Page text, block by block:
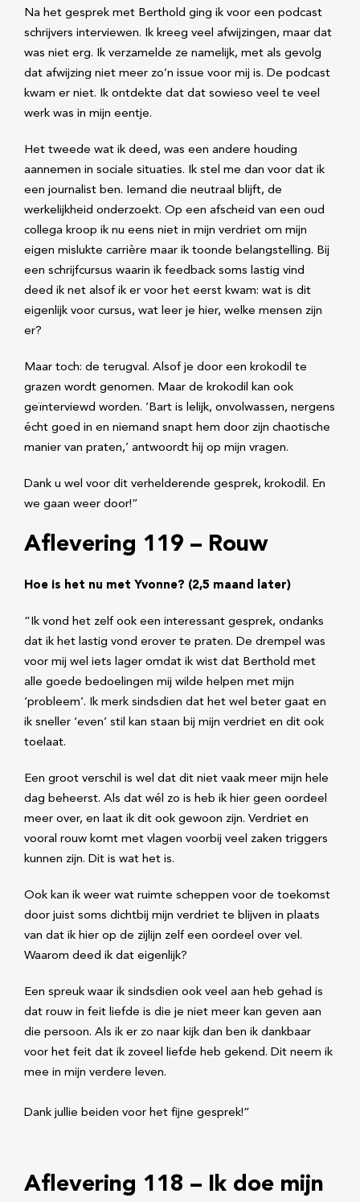
Na het gesprek met Berthold ging ik voor een podcast
schrijvers interviewen. Ik kreeg veel afwijzingen, maar dat
was niet erg. Ik verzamelde ze namelijk, met als gevolg
dat afwijzing niet meer zo’n issue voor mij is. De podcast
kwam er niet. Ik ontdekte dat dat sowieso veel te veel
werk was in mijn eentje.
Het tweede wat ik deed, was een andere houding
aannemen in sociale situaties. Ik stel me dan voor dat ik
een journalist ben. Iemand die neutraal blijft, de
werkelijkheid onderzoekt. Op een afscheid van een oud
collega kroop ik nu eens niet in mijn verdriet om mijn
eigen mislukte carrière maar ik toonde belangstelling. Bij
een schrijfcursus waarin ik feedback soms lastig vind
deed ik net alsof ik er voor het eerst kwam: wat is dit
eigenlijk voor cursus, wat leer je hier, welke mensen zijn
er?
Maar toch: de terugval. Alsof je door een krokodil te
grazen wordt genomen. Maar de krokodil kan ook
geïnterviewd worden. ‘Bart is lelijk, onvolwassen, nergens
écht goed in en niemand snapt hem door zijn chaotische
manier van praten,’ antwoordt hij op mijn vragen.
Dank u wel voor dit verhelderende gesprek, krokodil. En
we gaan weer door!”
Aflevering 119 – Rouw
Hoe is het nu met Yvonne? (2,5 maand later)
“Ik vond het zelf ook een interessant gesprek, ondanks
dat ik het lastig vond erover te praten. De drempel was
voor mij wel iets lager omdat ik wist dat Berthold met
alle goede bedoelingen mij wilde helpen met mijn
‘probleem’. Ik merk sindsdien dat het wel beter gaat en
ik sneller ‘even’ stil kan staan bij mijn verdriet en dit ook
toelaat.
Een groot verschil is wel dat dit niet vaak meer mijn hele
dag beheerst. Als dat wél zo is heb ik hier geen oordeel
meer over, en laat ik dit ook gewoon zijn. Verdriet en
vooral rouw komt met vlagen voorbij veel zaken triggers
kunnen zijn. Dit is wat het is.
Ook kan ik weer wat ruimte scheppen voor de toekomst
door juist soms dichtbij mijn verdriet te blijven in plaats
van dat ik hier op de zijlijn zelf een oordeel over vel.
Waarom deed ik dat eigenlijk?
Een spreuk waar ik sindsdien ook veel aan heb gehad is
dat rouw in feit liefde is die je niet meer kan geven aan
die persoon. Als ik er zo naar kijk dan ben ik dankbaar
voor het feit dat ik zoveel liefde heb gekend. Dit neem ik
mee in mijn verdere leven.
Dank jullie beiden voor het fijne gesprek!”
Aflevering 118 – Ik doe mijn